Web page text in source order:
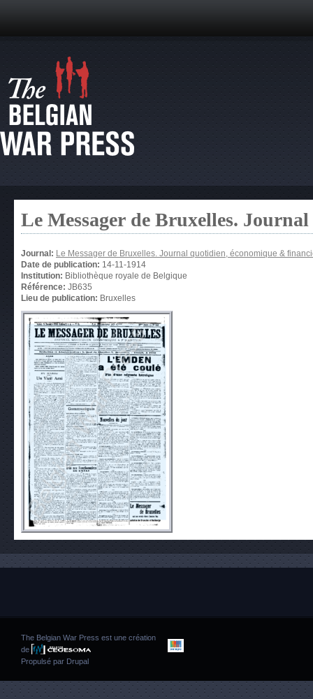
Le Messager de Bruxelles.
Journal: Le Messager de Bruxelles. Journal quotidien, économique &
Date de publication: 14-11-1914
Institution: Bibliothèque royale de Belgique
Référence: JB635
Lieu de publication: Bruxelles
The Belgian War Press est une création
de
Propulsé par Drupal